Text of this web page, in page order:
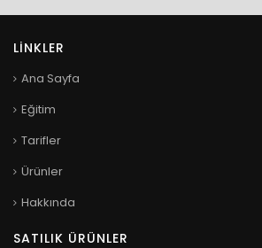
LINKLER
Ana Sayfa
Eğitim
Tarifler
Ürünler
Hakkında
SATILIK ÜRÜNLER